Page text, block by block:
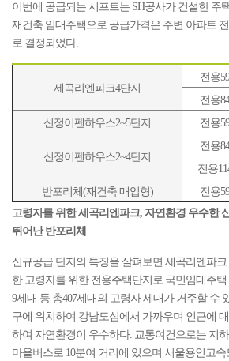
이번에 공급되는 시프트는 SH공사가 건설한 주
재건축 임대주택으로 공급가격은 주변 아파트
로 결정되었다.
세곡리엔파크4단지
전용
전용
신정이펜하우스2~5단지
전용
신정이펜하우스2~4단지
전용
전용
반포리체(재건축 매입형)
전용
고령자를 위한 세곡리엔파크, 자연환경 우수한
뛰어난 반포리체
신규공급 단지의 특징을 살펴보면 세곡리엔파크
한 고령자를 위한 전용주택단지로 국민임대주택
9세대 등 총407세대의 고령자 세대가 거주할 수
구에 위치하여 강남도심에서 가까우며 인근에
하여 자연환경이 우수하다. 교통여건으로는 지
마을버스로 10분여 거리에 있으며 서울용인고